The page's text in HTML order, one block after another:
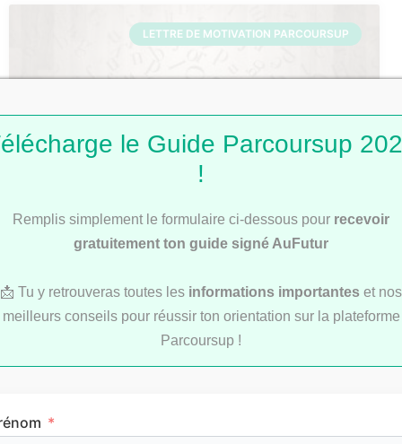
LETTRE DE MOTIVATION PARCOURSUP
Lettres de motivation Parcoursup : 101
LYCÉE
le Guide Parcoursup
!
Remplis simplement le formulaire ci-dessous pour recevoir
gratuitement ton guide signé AuFutur
📩 Tu y retrouveras toutes les informations importantes et nos
meilleurs conseils pour réussir ton orientation sur la plateforme
Parcoursup !